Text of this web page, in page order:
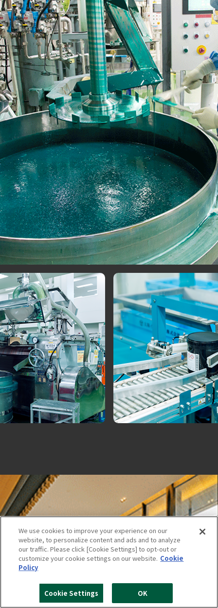
We use cookies to improve your experience on our
website, to personalize content and ads and to analyze
our traffic. Please click [Cookie Settings] to opt-out or
customize your cookie settings on our website. Cookie
Policy
Cookie Settings OK